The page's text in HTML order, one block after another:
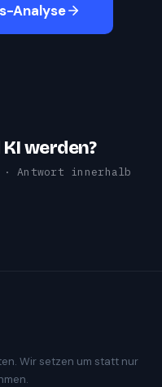
Analyse
werden?
· Antwort innerhalb
Wir setzen um statt nur